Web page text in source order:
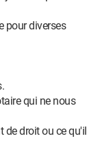
pour diverses
qui ne nous
de droit ou ce qu'il